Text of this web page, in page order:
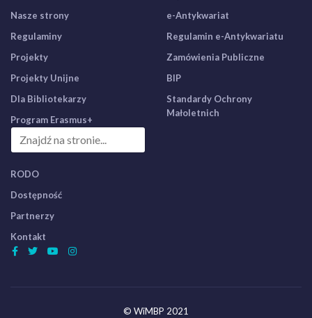
Nasze strony
Regulaminy
Projekty
Projekty Unijne
Dla Bibliotekarzy
Program Erasmus+
e-Antykwariat
Regulamin e-Antykwariatu
Zamówienia Publiczne
BIP
Standardy Ochrony
Małoletnich
RODO
Dostępność
Partnerzy
Kontakt
© WiMBP 2021